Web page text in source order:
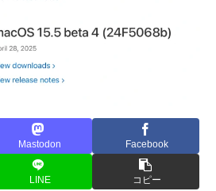
Mastodon Facebook
LINE コピー